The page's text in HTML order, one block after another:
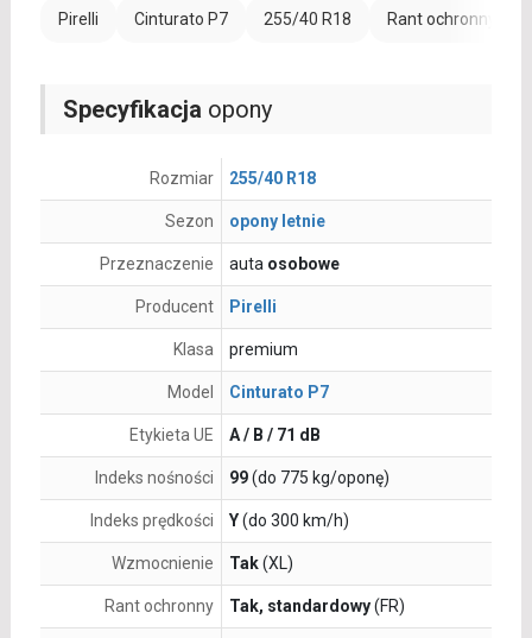
Pirelli Cinturato P7 255/40 R18 Rant ochronny (FR)
Specyfikacja opony
Rozmiar 255/40 R18
Sezon opony letnie
Przeznaczenie auta osobowe
Producent Pirelli
Klasa premium
Model Cinturato P7
Etykieta UE A / B / 71 dB
Indeks nośności 99(do 775 kg/oponę)
Indeks prędkości Y(do 300 km/h)
Wzmocnienie Tak(XL)
Rant ochronny Tak, standardowy(FR)